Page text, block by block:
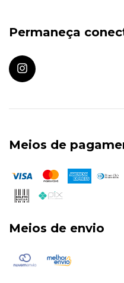
Permaneça
Meios de
Meios de envio